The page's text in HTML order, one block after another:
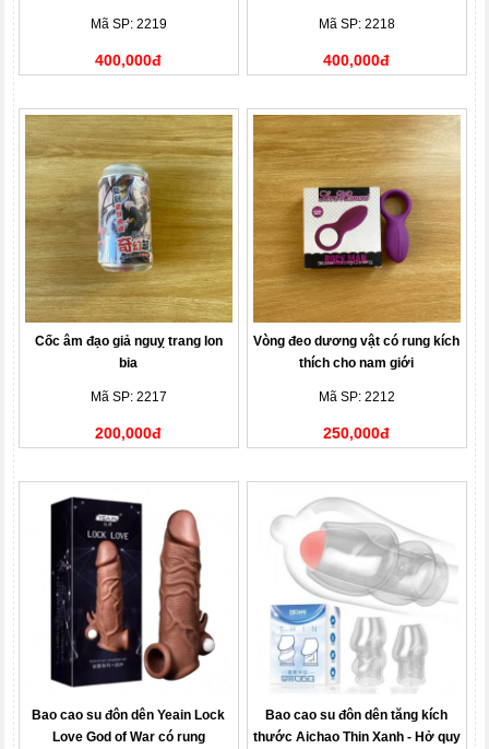
Mã SP: 2219
400,000đ
Mã SP: 2218
400,000đ
Cốc âm đạo giả nguỵ trang lon
bia
Mã SP: 2217
200,000đ
Vòng đeo dương vật có rung kích
thích cho nam giới
Mã SP: 2212
250,000đ
Bao cao su đôn dên Yeain Lock
Love God of War có rung
Bao cao su đôn dên tăng kích
thước Aichao Thin Xanh - Hở quy